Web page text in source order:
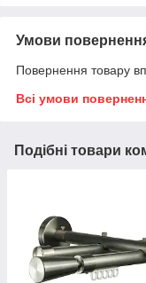
Умови
Повернення товару
Всі умови
Подібні товари